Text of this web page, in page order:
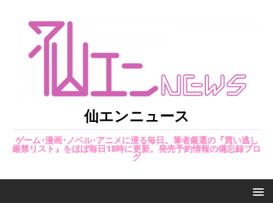
仙エンニュース
ゲーム･漫画･ノベル･アニメに浸る毎日。筆者厳選の『買い逃し
厳禁リスト』をほぼ毎日18時に更新。発売予約情報の備忘録ブロ
グ